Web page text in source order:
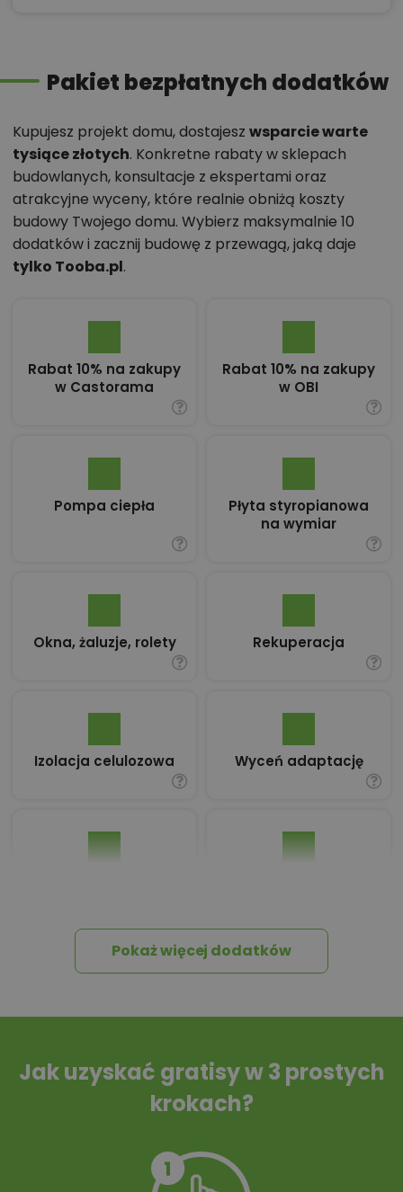
Pakiet bezpłatnych dodatków
Kupujesz projekt domu, dostajesz wsparcie warte
tysiące złotych. Konkretne rabaty w sklepach
budowlanych, konsultacje z ekspertami oraz
atrakcyjne wyceny, które realnie obniżą koszty
budowy Twojego domu. Wybierz maksymalnie 10
dodatków i zacznij budowę z przewagą, jaką daje
tylko Tooba.pl.
Rabat 10% na zakupy
w Castorama
Rabat 10% na zakupy
w OBI
Pompa ciepła
Płyta styropianowa
na wymiar
Okna, żaluzje, rolety Rekuperacja
Izolacja celulozowa Wyceń adaptację
Tablica informacyjna
Przydomowa
10 projektów małej
Pokaż więcej dodatków
Jak uzyskać gratisy w 3 prostych
krokach?